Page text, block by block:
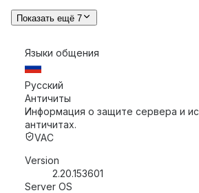
Показать ещё 7
Языки общения
Русский
Античиты
Информация о защите сервера и
античитах.
VAC
Version
2.20.153601
Server OS